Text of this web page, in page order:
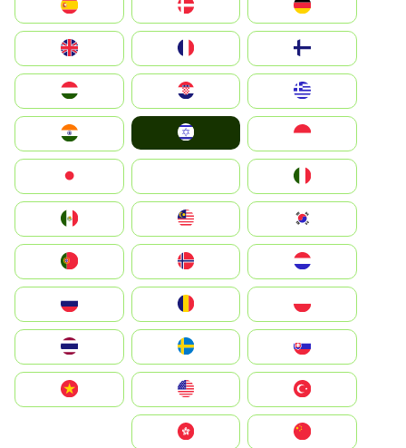
Deutschland
Denmark
United Kingdom
Hrvatska
Magyarország
Indonesia
South Korea
Nederland
Portugal
România
Slovensko
United States
Vietnam